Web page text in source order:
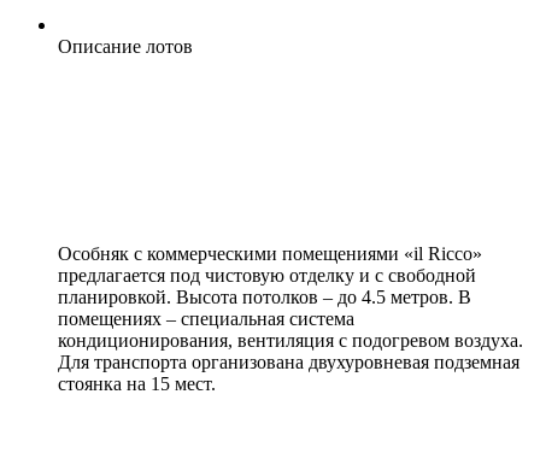
Описание лотов
Особняк с коммерческими помещениями «il Ricco»
предлагается под чистовую отделку и с свободной
планировкой. Высота потолков – до 4.5 метров. В
помещениях – специальная система
кондиционирования, вентиляция с подогревом воздуха.
Для транспорта организована двухуровневая подземная
стоянка на 15 мест.